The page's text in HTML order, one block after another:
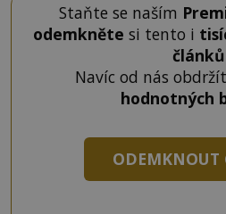
Staňte se naším
odemkněte si tento i
článků
Navíc od nás
hodnotných
ODEMKNOUT